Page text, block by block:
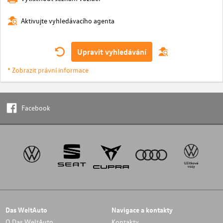
Aktivujte vyhledávacího agenta
Upravit vyhledávání
* Zobrazit právní informace
Facebook
Das WeltAuto Navigace a kontakty